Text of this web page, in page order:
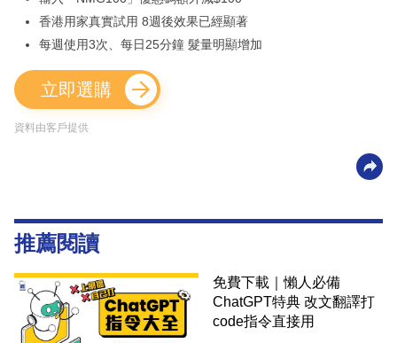
香港用家真實試用 8週後效果已經顯著
每週使用3次、每日25分鐘 髮量明顯增加
立即選購
資料由客戶提供
推薦閱讀
免費下載｜懶人必備
ChatGPT特典 改文翻譯打
code指令直接用